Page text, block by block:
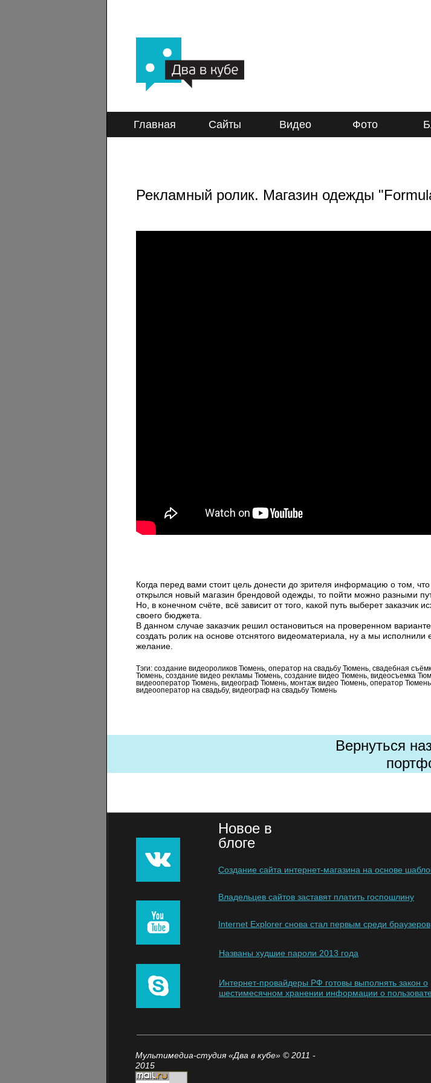
Главная Сайты Видео Фото
Рекламный ролик. Магазин одежды
Когда перед вами стоит цель донести до зрителя информацию о том, что
открылся новый магазин брендовой одежды, то пойти можно разными
Но, в конечном счёте, всё зависит от того, какой путь выберет заказчик
своего бюджета.
В данном случае заказчик решил остановиться на проверенном
создать ролик на основе отснятого видеоматериала, ну а мы исполнили
желание.
Тэги: создание видеороликов Тюмень, оператор на свадьбу Тюмень, свадебная
Тюмень, создание видео рекламы Тюмень, создание видео Тюмень, видеосъемка
видеооператор Тюмень, видеограф Тюмень, монтаж видео Тюмень, оператор
видеооператор на свадьбу, видеограф на свадьбу Тюмень
Вернуться
Новое в
блоге
Создание сайта интернет-магазина на основе
Владельцев сайтов заставят платить госпошлину
Internet Explorer снова стал первым среди браузеров
Названы худшие пароли 2013 года
Интернет-провайдеры РФ готовы выполнять закон о
шестимесячном хранении информации о
Мультимедиа-студия «Два в кубе» © 2011 -
2015